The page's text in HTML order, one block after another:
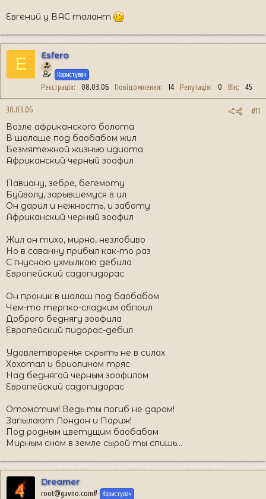
Евгений у ВАС талант
E Esfero
Користувач
Реєстрація 08.03.06 Повідомлення 14 Репутація 0 Вік 45
30.03.06 #11
Возле африканского болота
В шалаше под баобабом жил
Безмятежной жизнью идиота
Африканский черный зоофил
Павиану, зебре, бегемоту
Буйволу, зарывшемуся в ил
Он дарил и нежность, и заботу
Африканский черный зоофил
Жил он тихо, мирно, незлобиво
Но в саванну прибыл как-то раз
С гнусною ухмылкою дебила
Европейский садопидорас
Он проник в шалаш под баобабом
Чем-то терпко-сладким обпоил
Доброго беднягу зоофила
Европейский пидорас-дебил
Удовлетворенья скрыть не в силах
Хохотал и бриолином тряс
Над беднягой черным зоофилом
Европейский садопидорас
Отомстим! Ведь ты погиб не даром!
Запылают Лондон и Париж!
Под родным цветущим баобабом
Мирным сном в земле сырой ты спишь...
Dreamer
root@gavno.com# Користувач